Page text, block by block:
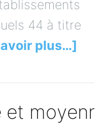
44 à titre
plus…]